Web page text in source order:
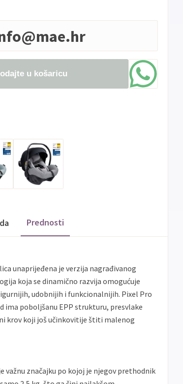
u košaricu
Prednosti
unaprijeđena je verzija nagrađivanog
koja se dinamično razvija omogućuje
udobnijih i funkcionalnijih. Pixel Pro
ima poboljšanu EPP strukturu, presvlake
krov koji još učinkovitije štiti malenog
važnu značajku po kojoj je njegov prethodnik